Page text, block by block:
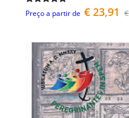
Preço a partir de € 23,91